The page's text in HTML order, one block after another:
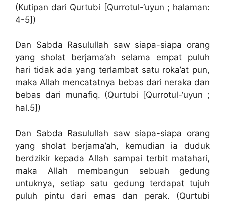
(Kutipan dari Qurtubi [Qurrotul-‘uyun ; halaman:
4-5])
Dan Sabda Rasulullah saw siapa-siapa orang
yang sholat berjama’ah selama empat puluh
hari tidak ada yang terlambat satu roka’at pun,
maka Allah mencatatnya bebas dari neraka dan
bebas dari munafiq. (Qurtubi [Qurrotul-‘uyun ;
hal.5])
Dan Sabda Rasulullah saw siapa-siapa orang
yang sholat berjama’ah, kemudian ia duduk
berdzikir kepada Allah sampai terbit matahari,
maka Allah membangun sebuah gedung
untuknya, setiap satu gedung terdapat tujuh
puluh pintu dari emas dan perak. (Qurtubi